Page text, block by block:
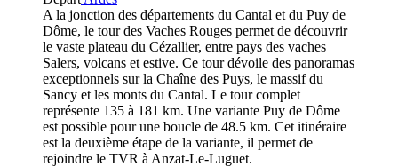
A la jonction des départements du Cantal et du Puy de
Dôme, le tour des Vaches Rouges permet de découvrir
le vaste plateau du Cézallier, entre pays des vaches
Salers, volcans et estive. Ce tour dévoile des panoramas
exceptionnels sur la Chaîne des Puys, le massif du
Sancy et les monts du Cantal. Le tour complet
représente 135 à 181 km. Une variante Puy de Dôme
est possible pour une boucle de 48.5 km. Cet itinéraire
est la deuxième étape de la variante, il permet de
rejoindre le TVR à Anzat-Le-Luguet.